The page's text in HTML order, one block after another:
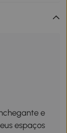
e
espaços